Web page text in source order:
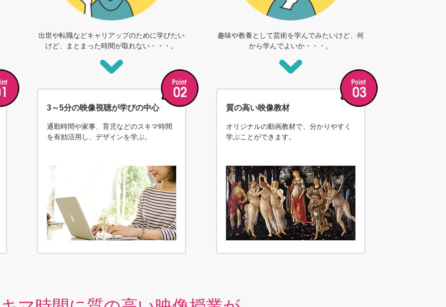
出世や転職などキャリアップのために学びたい
けど、まとまった時間が取れない・・・。
3～5分の映像視聴が学びの中心
通勤時間や家事、育児などのスキマ時間
を有効活用し、デザインを学ぶ。
趣味や教養として芸術を学んでみたいけど、何
から学んでよいか・・・。
質の高い映像教材
オリジナルの動画教材で、分かりやすく
学ぶことができます。